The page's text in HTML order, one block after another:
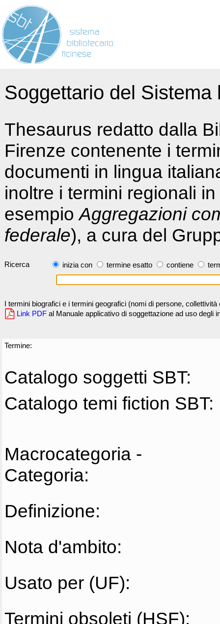
Soggettario del
Thesaurus redatto dalla
Firenze contenente i
documenti in lingua
inoltre i termini regionali
esempioAggregazioni
federale), a cura del
Ricerca inizia con termine esatto contiene
I termini biografici e i termini geografici (nomi di persone,
Link PDF al Manuale applicativo di soggettazione ad uso degli
Termine:
Catalogo soggetti SBT:
Catalogo temi fiction SBT:
Macrocategoria -
Categoria:
Definizione:
Nota d'ambito:
Usato per (UF):
Termini obsoleti (HSF):